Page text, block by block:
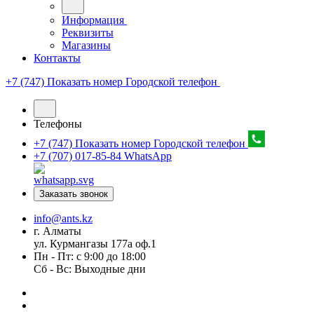
Информация
Реквизиты
Магазины
Контакты
+7 (747) Показать номер Городской телефон
Телефоны
+7 (747) Показать номер Городской телефон
+7 (707) 017-85-84 WhatsApp
Заказать звонок
info@ants.kz
г. Алматы
ул. Курмангазы 177а оф.1
Пн - Пт: с 9:00 до 18:00
Сб - Вс: Выходные дни